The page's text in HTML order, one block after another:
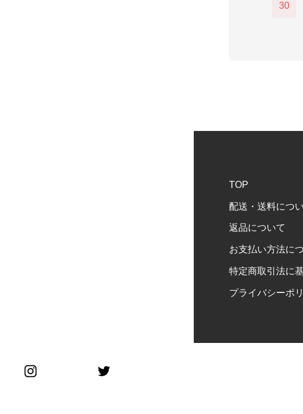
30
TOP
配送・送料につ
返品について
お支払い方法に
特定商取引法に
プライバシーポ